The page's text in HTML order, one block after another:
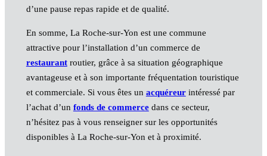
d’une pause repas rapide et de qualité.
En somme, La Roche-sur-Yon est une commune
attractive pour l’installation d’un commerce de
restaurantroutier, grâce à sa situation géographique
avantageuse et à son importante fréquentation touristique
et commerciale. Si vous êtes un acquéreurintéressé par
l’achat d’un fonds de commercedans ce secteur,
n’hésitez pas à vous renseigner sur les opportunités
disponibles à La Roche-sur-Yon et à proximité.